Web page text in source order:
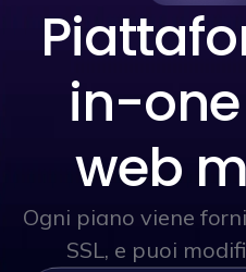
in-
web
Ogni piano viene
SSL, e puoi